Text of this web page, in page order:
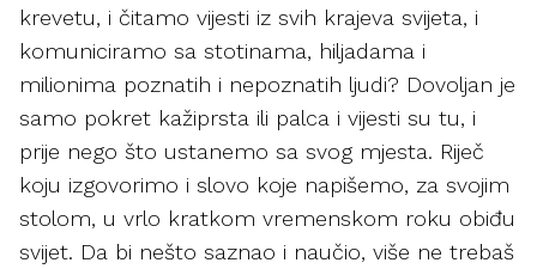
krevetu, i čitamo vijesti iz svih krajeva svijeta, i
komuniciramo sa stotinama, hiljadama i
milionima poznatih i nepoznatih ljudi? Dovoljan je
samo pokret kažiprsta ili palca i vijesti su tu, i
prije nego što ustanemo sa svog mjesta. Riječ
koju izgovorimo i slovo koje napišemo, za svojim
stolom, u vrlo kratkom vremenskom roku obiđu
svijet. Da bi nešto saznao i naučio, više ne trebaš